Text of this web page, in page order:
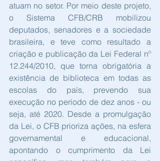
atuam no setor. Por meio deste projeto,
o Sistema CFB/CRB mobilizou
deputados, senadores e a sociedade
brasileira, e teve como resultado a
criação e publicação da Lei Federal nº
12.244/2010, que torna obrigatória a
existência de biblioteca em todas as
escolas do país, prevendo sua
execução no período de dez anos - ou
seja, até 2020. Desde a promulgação
da Lei, o CFB prioriza ações, na esfera
governamental e educacional,
apontando o cumprimento da Lei